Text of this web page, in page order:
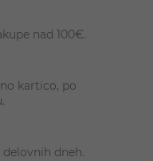
nad 100€.
kartico, po
dneh.